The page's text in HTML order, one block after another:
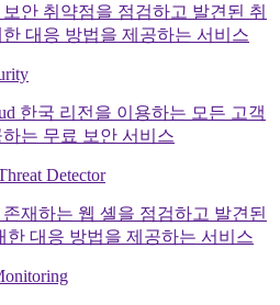
안 취약점을 점검하고 발견된 취
대응 방법을 제공하는 서비스
한국 리전을 이용하는 모든 고객
는 무료 보안 서비스
Detector
재하는 웹 셸을 점검하고 발견된
한 대응 방법을 제공하는 서비스